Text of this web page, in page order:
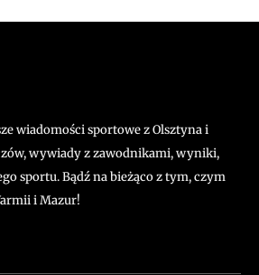
wiadomości sportowe z Olsztyna i
wywiady z zawodnikami, wyniki,
sportu. Bądź na bieżąco z tym, czym
i Mazur!